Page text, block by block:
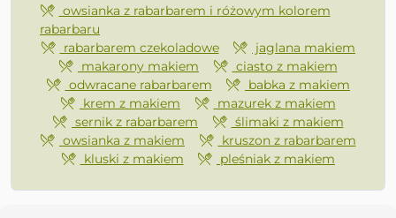
owsianka z rabarbarem i różowym kolorem
rabarbaru
rabarbarem czekoladowe
jaglana makiem
makarony makiem
ciasto z makiem
odwracane rabarbarem
babka z makiem
krem z makiem
mazurek z makiem
sernik z rabarbarem
ślimaki z makiem
owsianka z makiem
kruszon z rabarbarem
kluski z makiem
pleśniak z makiem